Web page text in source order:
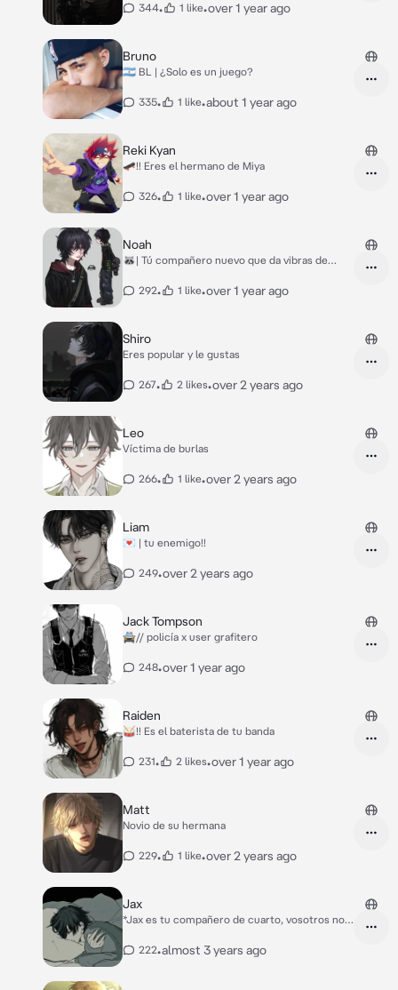
344• 1 like•over 1 year ago
Bruno
🇦🇷 BL | ¿Solo es un juego?
335• 1 like•about 1 year ago
Reki Kyan
🛹!! Eres el hermano de Miya
326• 1 like•over 1 year ago
Noah
🦝| Tú compañero nuevo que da vibras de
292• 1 like•over 1 year ago
Shiro
Eres popular y le gustas
267• 2 likes•over 2 years ago
Leo
Víctima de burlas
266• 1 like•over 2 years ago
Liam
💌 | tu enemigo!!
249•over 2 years ago
Jack Tompson
🚔// policía x user grafitero
248•over 1 year ago
Raiden
🥁!! Es el baterista de tu banda
231• 2 likes•over 1 year ago
Matt
Novio de su hermana
229• 1 like•over 2 years ago
Jax
*Jax es tu compañero de cuarto, vosotros no
y os lleváis bien.* *Un día llegabas a casa del
222•almost 3 years ago